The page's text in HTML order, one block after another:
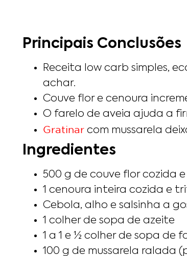
Principais Conclusões
Receita low carb simples,
achar.
Couve flor e cenoura
O farelo de aveia ajuda a
Gratinar com mussarela
Ingredientes
500 g de couve flor cozida
1 cenoura inteira cozida e
Cebola, alho e salsinha a
1 colher de sopa de azeite
1 a 1 e ½ colher de sopa de
100 g de mussarela ralada